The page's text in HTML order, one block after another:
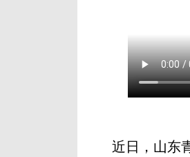
近日，山东青